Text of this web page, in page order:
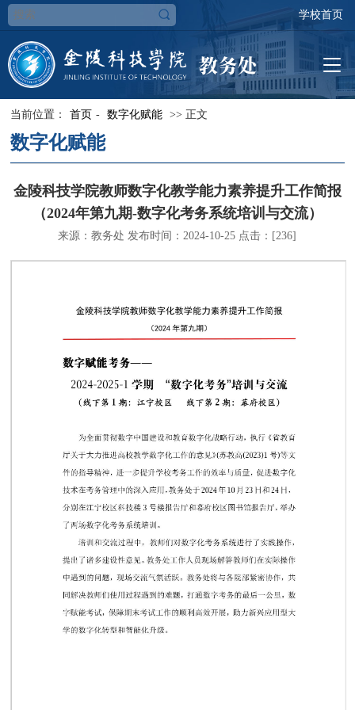
学校首页
当前位置： 首页 - 数字化赋能 >> 正文
数字化赋能
金陵科技学院教师数字化教学能力素养提升工作简报
（2024年第九期-数字化考务系统培训与交流）
来源：教务处 发布时间：2024-10-25 点击：[236]